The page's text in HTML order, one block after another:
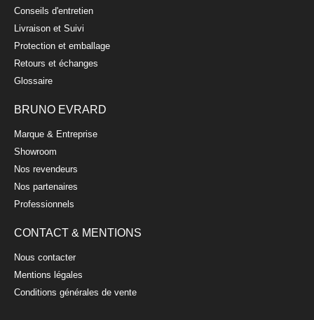
Conseils d'entretien
Livraison et Suivi
Protection et emballage
Retours et échanges
Glossaire
BRUNO EVRARD
Marque & Entreprise
Showroom
Nos revendeurs
Nos partenaires
Professionnels
CONTACT & MENTIONS
Nous contacter
Mentions légales
Conditions générales de vente